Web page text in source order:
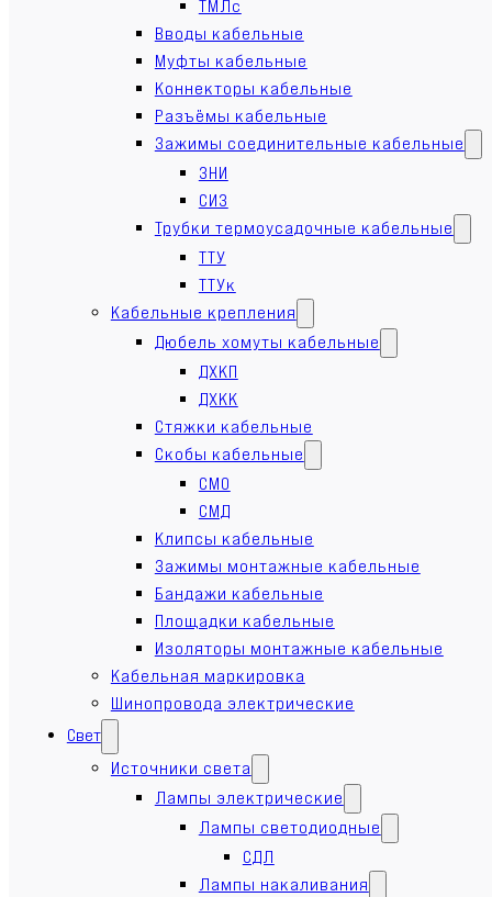
ТМЛс
Вводы кабельные
Муфты кабельные
Коннекторы кабельные
Разъёмы кабельные
Зажимы соединительные кабельные
ЗНИ
СИЗ
Трубки термоусадочные кабельные
ТТУ
ТТУк
Кабельные крепления
Дюбель хомуты кабельные
ДХКП
ДХКК
Стяжки кабельные
Скобы кабельные
СМО
СМД
Клипсы кабельные
Зажимы монтажные кабельные
Бандажи кабельные
Площадки кабельные
Изоляторы монтажные кабельные
Кабельная маркировка
Шинопровода электрические
Свет
Источники света
Лампы электрические
Лампы светодиодные
СДЛ
Лампы накаливания